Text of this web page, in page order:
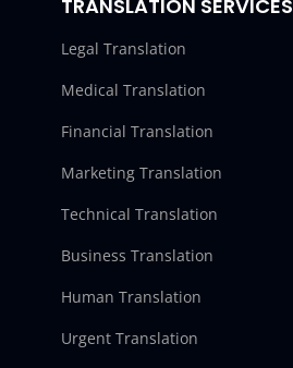
TRANSLATION SERVICES
Legal Translation
Medical Translation
Financial Translation
Marketing Translation
Technical Translation
Business Translation
Human Translation
Urgent Translation